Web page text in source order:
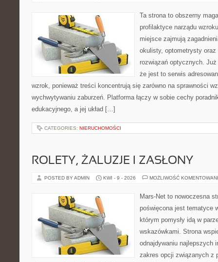
Ta strona to obszerny
profilaktyce narządu
miejsce zajmują
okulisty, optometrysty oraz
rozwiązań optycznych.
że jest to serwis
wzrok, ponieważ treści koncentrują się zarówno na sprawności
wychwytywaniu zaburzeń. Platforma łączy w sobie cechy
edukacyjnego, a jej układ […]
CATEGORIES: NIERUCHOMOŚCI
ROLETY, ŻALUZJE I ZASŁONY
POSTED BY ADMIN KWI - 9 - 2026 MOŻLIWOŚĆ
Mars-Net to nowoczesna
poświęcona jest tematyce
którym pomysły idą w
wskazówkami. Strona
odnajdywaniu najlepszych
zakres opcji związanych z